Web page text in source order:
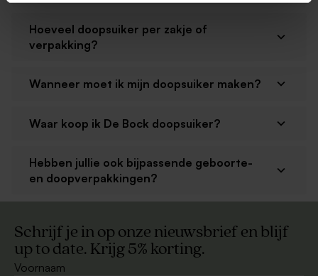
Hoeveel doopsuiker per zakje of
verpakking?
Wanneer moet ik mijn doopsuiker maken?
Waar koop ik De Bock doopsuiker?
Hebben jullie ook bijpassende geboorte-
en doopverpakkingen?
Schrijf je in op onze nieuwsbrief en blijf
up to date. Krijg 5% korting.
Voornaam